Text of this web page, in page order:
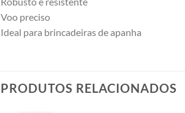
Voo preciso
Ideal para brincadeiras de apanha
PRODUTOS RELACIONADOS